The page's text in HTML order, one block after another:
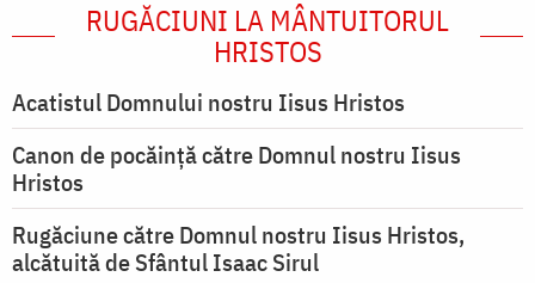
RUGĂCIUNI LA MÂNTUITORUL
HRISTOS
Acatistul Domnului nostru Iisus Hristos
Canon de pocăință către Domnul nostru Iisus
Hristos
Rugăciune către Domnul nostru Iisus Hristos,
alcătuită de Sfântul Isaac Sirul